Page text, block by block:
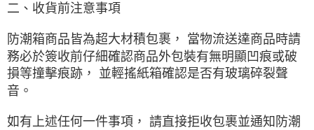
二、收貨前注意事項
防潮箱商品皆為超大材積包裹， 當物流送達商品時請
務必於簽收前仔細確認商品外包裝有無明顯凹痕或破
損等撞擊痕跡， 並輕搖紙箱確認是否有玻璃碎裂聲
音。
如有上述任何一件事項， 請直接拒收包裹並通知防潮